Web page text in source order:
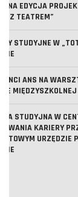
EDYCJA
Z TEATREM”
STUDYJNE W
ANS NA
MIĘDZYSZKOLNEJ
STUDYJNA W
KARIERY
URZĘDZIE